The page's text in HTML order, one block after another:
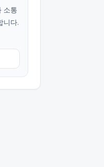
소통
니다.